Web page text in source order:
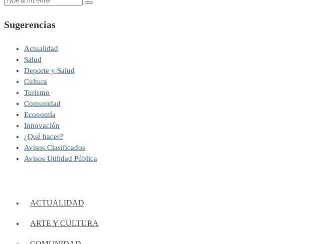
Sugerencias
Actualidad
Salud
Deporte y Salud
Cultura
Turismo
Comunidad
Economía
Innovación
¿Qué hacer?
Avisos Clasificados
Avisos Utilidad Pública
ACTUALIDAD
ARTE Y CULTURA